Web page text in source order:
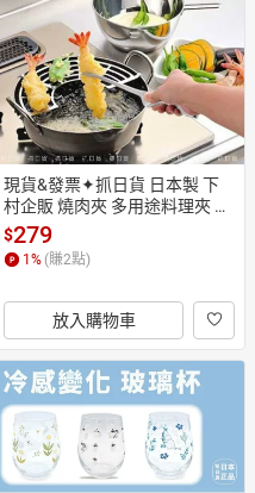
現貨&發票✦抓日貨 日本製 下
村企販 燒肉夾 多用途料理夾 料
理鉗 烤肉夾 人體工學 不鏽鋼 m
amacook 夾子 夾
$279
1% (賺2點)
放入購物車